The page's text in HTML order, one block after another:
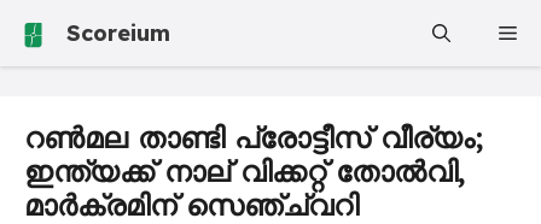
Scoreium
റൺമല താണ്ടി പ്രോട്ടീസ് വീര്യം;
ഇന്ത്യക്ക് നാല് വിക്കറ്റ് തോൽവി,
മാർക്രമിന് സെഞ്ച്വറി